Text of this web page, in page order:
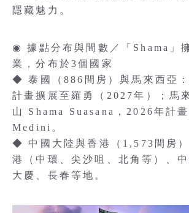
隱藏魅力。
◉ 據點分布與間數／「Shama」
業，分布於3個國家
◆ 泰國（886間房）與馬來西亞：
計畫擴展至羅勇（2027年）；馬
山 Shama Suasana，2026年計
Medini。
◆ 中國大陸與香港（1,573間房
港（中環、尖沙咀、北角等）、中
大慶、長春等地。